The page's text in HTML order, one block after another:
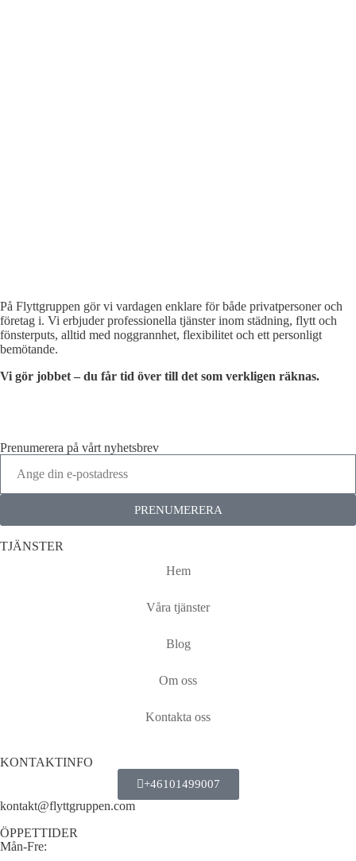
På Flyttgruppen gör vi vardagen enklare för både privatpersoner och
företag i. Vi erbjuder professionella tjänster inom städning, flytt och
fönsterputs, alltid med noggrannhet, flexibilitet och ett personligt
bemötande.
Vi gör jobbet – du får tid över till det som verkligen räknas.
Prenumerera på vårt nyhetsbrev
PRENUMERERA
TJÄNSTER
Hem
Våra tjänster
Blog
Om oss
Kontakta oss
KONTAKTINFO
+46101499007
kontakt@flyttgruppen.com
ÖPPETTIDER
Mån-Fre: